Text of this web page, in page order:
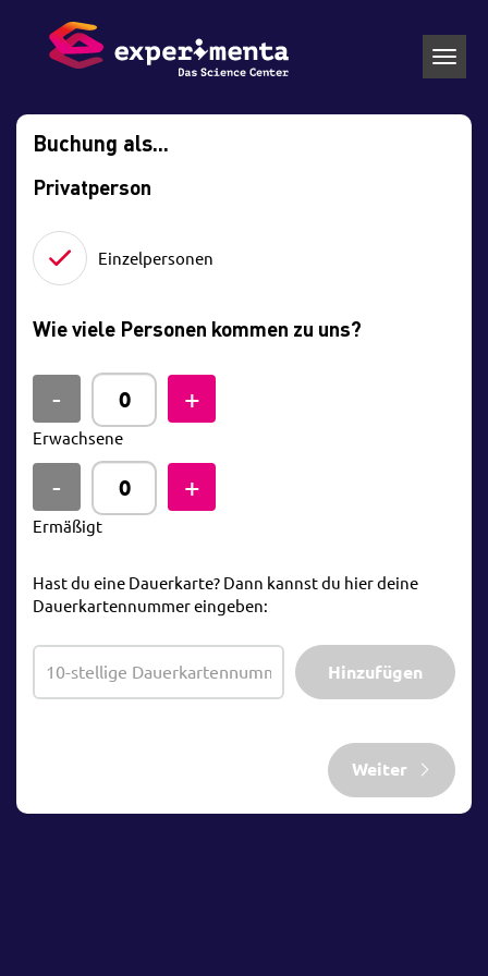
Buchung als...
Privatperson
Einzelpersonen
Wie viele Personen kommen zu uns?
Erwachsene
Ermäßigt
Hast du eine Dauerkarte? Dann kannst du hier deine
Dauerkartennummer eingeben:
Hinzufügen
Weiter